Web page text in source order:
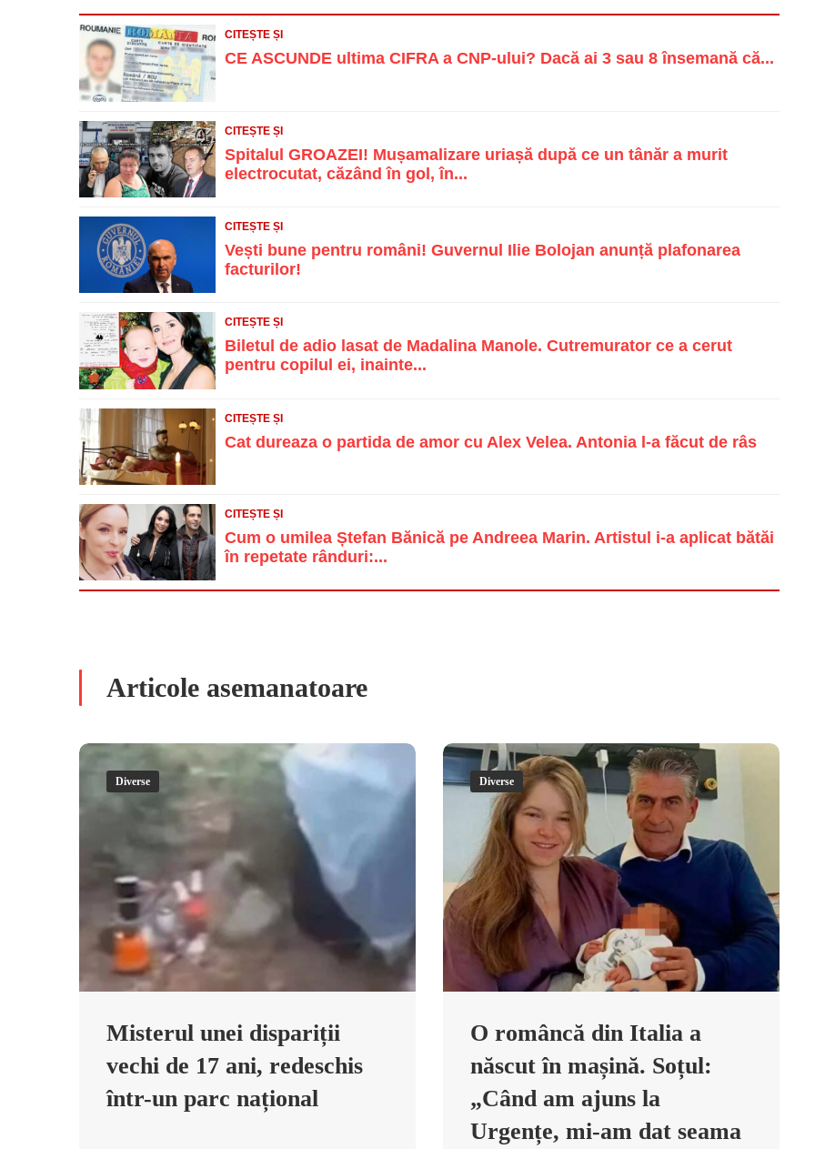
CITEȘTE ȘI
CE ASCUNDE ultima CIFRA a CNP-ului? Dacă ai 3 sau 8 însemană că...
CITEȘTE ȘI
Spitalul GROAZEI! Mușamalizare uriașă după ce un tânăr a murit
electrocutat, căzând în gol, în...
CITEȘTE ȘI
Vești bune pentru români! Guvernul Ilie Bolojan anunță plafonarea
facturilor!
CITEȘTE ȘI
Biletul de adio lasat de Madalina Manole. Cutremurator ce a cerut
pentru copilul ei, inainte...
CITEȘTE ȘI
Cat dureaza o partida de amor cu Alex Velea. Antonia l-a făcut de râs
CITEȘTE ȘI
Cum o umilea Ștefan Bănică pe Andreea Marin. Artistul i-a aplicat bătăi
în repetate rânduri:...
Articole asemanatoare
Diverse
Misterul unei dispariții
vechi de 17 ani, redeschis
într-un parc național
Diverse
O româncă din Italia a
născut în mașină. Soțul:
„Când am ajuns la
Urgențe, mi-am dat seama